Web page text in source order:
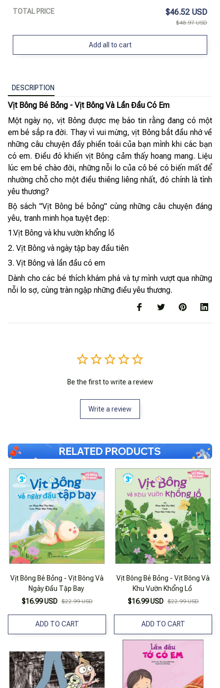
TOTAL PRICE $46.52 USD
$48.97 USD
Add all to cart
DESCRIPTION
Vịt Bông Bé Bỏng - Vịt Bông Và Lần Đầu Có Em
Một ngày nọ, vịt Bông được mẹ báo tin rằng đang có một
em bé sắp ra đời. Thay vì vui mừng, vịt Bông bắt đầu nhớ về
những câu chuyện đầy phiền toái của bạn mình khi các bạn
có em. Điều đó khiến vịt Bông cảm thấy hoang mang. Liệu
lúc em bé chào đời, những nỗi lo của cô bé có biến mất để
nhường chỗ cho một điều thiêng liêng nhất, đó chính là tình
yêu thương?
Bộ sách "Vịt Bông bé bỏng" cùng những câu chuyện đáng
yêu, tranh minh họa tuyệt đẹp:
1.Vịt Bông và khu vườn khổng lồ
2. Vịt Bông và ngày tập bay đầu tiên
3. Vịt Bông và lần đầu có em
Dành cho các bé thích khám phá và tự mình vượt qua những
nỗi lo sợ, cùng tràn ngập những điều yêu thương.
Be the first to write a review
Write a review
RELATED PRODUCTS
Vịt Bông Bé Bỏng - Vịt Bông Và
Ngày Đầu Tập Bay
$16.99 USD $22.99 USD
ADD TO CART
Vịt Bông Bé Bỏng - Vịt Bông Và
Khu Vườn Khổng Lồ
$16.99 USD $22.99 USD
ADD TO CART